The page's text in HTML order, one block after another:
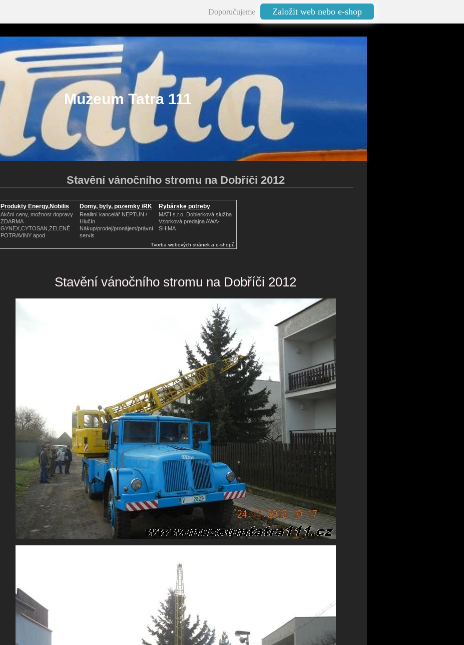
Doporučujeme Založit web nebo e-shop
Muzeum Tatra 111
Stavění vánočního stromu na Dobříči 2012
Produkty Energy,Nobilis
Akční ceny, možnost dopravy
ZDARMA
GYNEX,CYTOSAN,ZELENÉ
POTRAVINY apod
Domy, byty, pozemky /RK
Realitní kancelář NEPTUN /
Hlučín
Nákup/prodej/pronájem/právní
servis
Rybárske potreby
MATI s.r.o. Dobierková služba
Vzorková predajna AWA-
SHIMA
Tvorba webových stránek a e-shopů
Stavění vánočního stromu na Dobříči 2012